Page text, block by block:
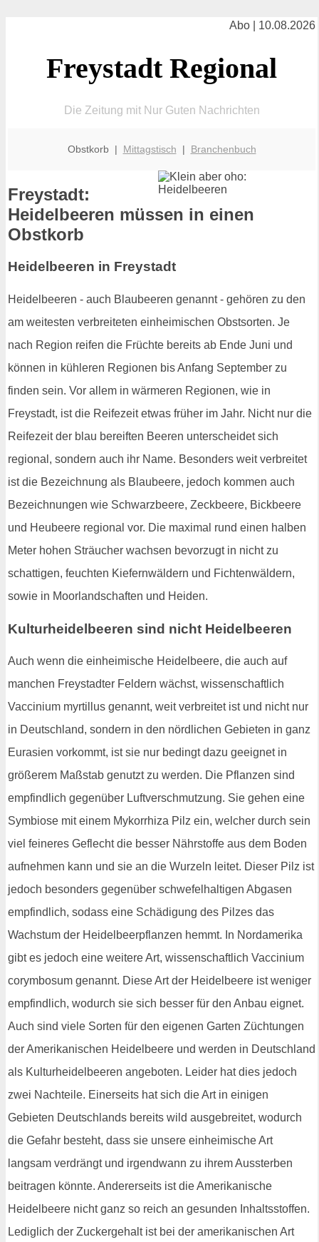
Abo | 10.08.2026
Freystadt Regional
Die Zeitung mit Nur Guten Nachrichten
Obstkorb | Mittagstisch | Branchenbuch
Freystadt:
Heidelbeeren müssen in einen
Obstkorb
Heidelbeeren in Freystadt
Heidelbeeren - auch Blaubeeren genannt - gehören zu den
am weitesten verbreiteten einheimischen Obstsorten. Je
nach Region reifen die Früchte bereits ab Ende Juni und
können in kühleren Regionen bis Anfang September zu
finden sein. Vor allem in wärmeren Regionen, wie in
Freystadt, ist die Reifezeit etwas früher im Jahr. Nicht nur die
Reifezeit der blau bereiften Beeren unterscheidet sich
regional, sondern auch ihr Name. Besonders weit verbreitet
ist die Bezeichnung als Blaubeere, jedoch kommen auch
Bezeichnungen wie Schwarzbeere, Zeckbeere, Bickbeere
und Heubeere regional vor. Die maximal rund einen halben
Meter hohen Sträucher wachsen bevorzugt in nicht zu
schattigen, feuchten Kiefernwäldern und Fichtenwäldern,
sowie in Moorlandschaften und Heiden.
Kulturheidelbeeren sind nicht Heidelbeeren
Auch wenn die einheimische Heidelbeere, die auch auf
manchen Freystadter Feldern wächst, wissenschaftlich
Vaccinium myrtillus genannt, weit verbreitet ist und nicht nur
in Deutschland, sondern in den nördlichen Gebieten in ganz
Eurasien vorkommt, ist sie nur bedingt dazu geeignet in
größerem Maßstab genutzt zu werden. Die Pflanzen sind
empfindlich gegenüber Luftverschmutzung. Sie gehen eine
Symbiose mit einem Mykorrhiza Pilz ein, welcher durch sein
viel feineres Geflecht die besser Nährstoffe aus dem Boden
aufnehmen kann und sie an die Wurzeln leitet. Dieser Pilz ist
jedoch besonders gegenüber schwefelhaltigen Abgasen
empfindlich, sodass eine Schädigung des Pilzes das
Wachstum der Heidelbeerpflanzen hemmt. In Nordamerika
gibt es jedoch eine weitere Art, wissenschaftlich Vaccinium
corymbosum genannt. Diese Art der Heidelbeere ist weniger
empfindlich, wodurch sie sich besser für den Anbau eignet.
Auch sind viele Sorten für den eigenen Garten Züchtungen
der Amerikanischen Heidelbeere und werden in Deutschland
als Kulturheidelbeeren angeboten. Leider hat dies jedoch
zwei Nachteile. Einerseits hat sich die Art in einigen
Gebieten Deutschlands bereits wild ausgebreitet, wodurch
die Gefahr besteht, dass sie unsere einheimische Art
langsam verdrängt und irgendwann zu ihrem Aussterben
beitragen könnte. Andererseits ist die Amerikanische
Heidelbeere nicht ganz so reich an gesunden Inhaltsstoffen.
Lediglich der Zuckergehalt ist bei der amerikanischen Art